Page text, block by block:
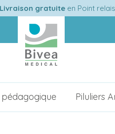
Livraison gratuiteen Point
pédagogique Piluliers